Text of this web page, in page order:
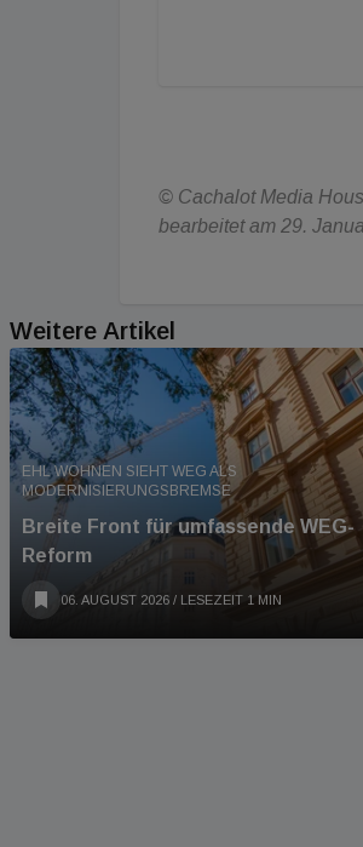
© Cachalot Media
bearbeitet am 29.
Weitere Artikel
EHL WOHNEN SIEHT WEG ALS
MODERNISIERUNGSBREMSE
Breite Front für umfassende WEG-
Reform
06. AUGUST 2026 / LESEZEIT 1 MIN